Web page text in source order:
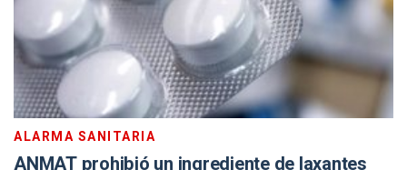
ALARMA SANITARIA
ANMAT prohibió un ingrediente de laxantes